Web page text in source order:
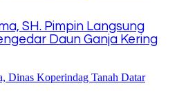
SH. Pimpin Langsung
Daun Ganja Kering